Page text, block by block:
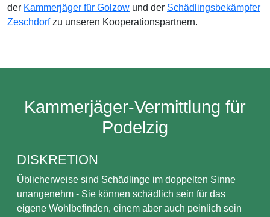
der Kammerjäger für Golzow und der Schädlingsbekämpfer
Zeschdorfzu unseren Kooperationspartnern.
Kammerjäger-Vermittlung für
Podelzig
DISKRETION
Üblicherweise sind Schädlinge im doppelten Sinne
unangenehm - Sie können schädlich sein für das
eigene Wohlbefinden, einem aber auch peinlich sein